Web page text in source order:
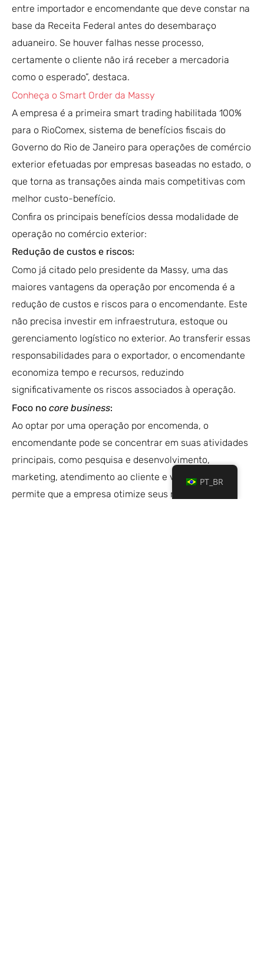
entre importador e encomendante que deve constar na
base da Receita Federal antes do desembaraço
aduaneiro. Se houver falhas nesse processo,
certamente o cliente não irá receber a mercadoria
como o esperado”, destaca.
Conheça o Smart Order da Massy
A empresa é a primeira smart trading habilitada 100%
para o RioComex, sistema de benefícios fiscais do
Governo do Rio de Janeiro para operações de comércio
exterior efetuadas por empresas baseadas no estado, o
que torna as transações ainda mais competitivas com
melhor custo-benefício.
Confira os principais benefícios dessa modalidade de
operação no comércio exterior:
Redução de custos e riscos:
Como já citado pelo presidente da Massy, uma das
maiores vantagens da operação por encomenda é a
redução de custos e riscos para o encomendante. Este
não precisa investir em infraestrutura, estoque ou
gerenciamento logístico no exterior. Ao transferir essas
responsabilidades para o exportador, o encomendante
economiza tempo e recursos, reduzindo
significativamente os riscos associados à operação.
Foco no core business:
Ao optar por uma operação por encomenda, o
encomendante pode se concentrar em suas atividades
principais, como pesquisa e desenvolvimento,
marketing, atendimento ao cliente e vendas. Isso
permite que a empresa otimize seus recursos e
PT_BR